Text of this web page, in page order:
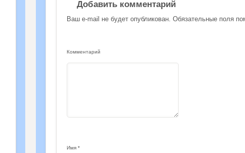
Добавить комментарий
Ваш e-mail не будет опубликован. Обязательные поля
Комментарий
Имя *